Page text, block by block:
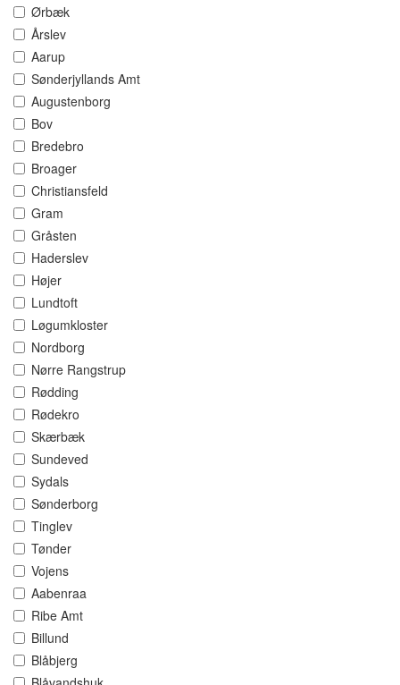
Ørbæk
Årslev
Aarup
Sønderjyllands Amt
Augustenborg
Bov
Bredebro
Broager
Christiansfeld
Gram
Gråsten
Haderslev
Højer
Lundtoft
Løgumkloster
Nordborg
Nørre Rangstrup
Rødding
Rødekro
Skærbæk
Sundeved
Sydals
Sønderborg
Tinglev
Tønder
Vojens
Aabenraa
Ribe Amt
Billund
Blåbjerg